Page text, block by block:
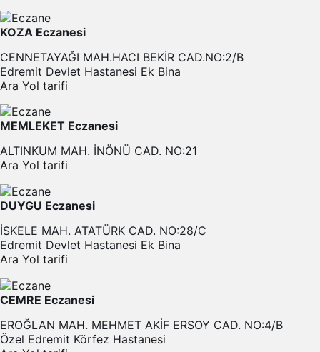
KOZA Eczanesi
CENNETAYAĞI MAH.HACI BEKİR CAD.NO:2/B
Edremit Devlet Hastanesi Ek Bina
Ara Yol tarifi
MEMLEKET Eczanesi
ALTINKUM MAH. İNÖNÜ CAD. NO:21
Ara Yol tarifi
DUYGU Eczanesi
İSKELE MAH. ATATÜRK CAD. NO:28/C
Edremit Devlet Hastanesi Ek Bina
Ara Yol tarifi
CEMRE Eczanesi
EROĞLAN MAH. MEHMET AKİF ERSOY CAD. NO:4/B
Özel Edremit Körfez Hastanesi